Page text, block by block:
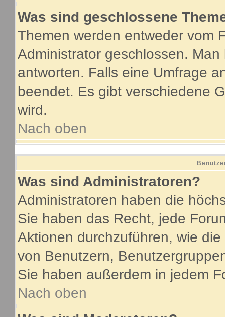
Was sind geschlossene
Themen werden entweder vom
Administrator geschlossen.
antworten. Falls eine Umfrage
beendet. Es gibt verschiedene
wird.
Nach oben
Was sind Administratoren?
Administratoren haben die
Sie haben das Recht, jede
Aktionen durchzuführen, wie
von Benutzern,
Sie haben außerdem in jedem
Nach oben